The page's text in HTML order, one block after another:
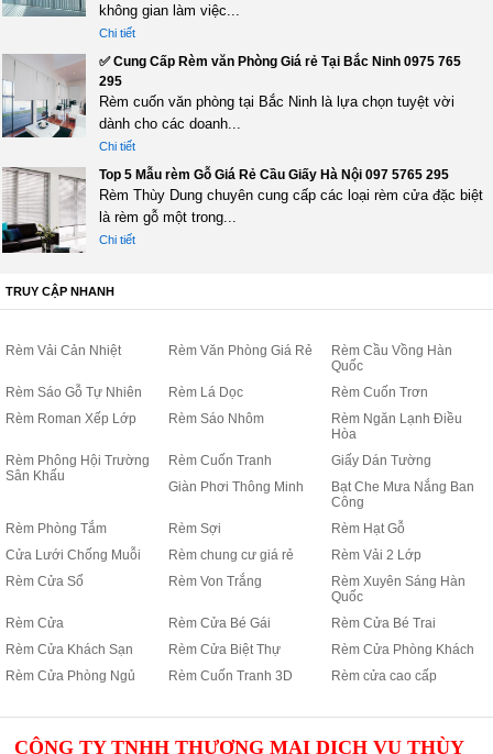
không gian làm việc...
Chi tiết
✅ Cung Cấp Rèm văn Phòng Giá rẻ Tại Bắc Ninh 0975 765
295
Rèm cuốn văn phòng tại Bắc Ninh là lựa chọn tuyệt vời
dành cho các doanh...
Chi tiết
Top 5 Mẫu rèm Gỗ Giá Rẻ Cầu Giấy Hà Nội 097 5765 295
Rèm Thùy Dung chuyên cung cấp các loại rèm cửa đặc biệt
là rèm gỗ một trong...
Chi tiết
TRUY CẬP NHANH
Rèm Vải Cản Nhiệt Rèm Văn Phòng Giá Rẻ
Rèm Cầu Vồng Hàn
Quốc
Rèm Sáo Gỗ Tự Nhiên
Rèm Lá Dọc
Rèm Cuốn Trơn
Rèm Roman Xếp Lớp
Rèm Sáo Nhôm
Rèm Ngăn Lạnh Điều
Hòa
Rèm Phông Hội Trường
Sân Khấu
Rèm Cuốn Tranh
Giấy Dán Tường
Giàn Phơi Thông Minh
Bạt Che Mưa Nắng Ban
Công
Rèm Phòng Tắm
Rèm Sợi
Rèm Hạt Gỗ
Cửa Lưới Chống Muỗi
Rèm chung cư giá rẻ
Rèm Vải 2 Lớp
Rèm Cửa Sổ
Rèm Von Trắng
Rèm Xuyên Sáng Hàn
Quốc
Rèm Cửa
Rèm Cửa Bé Gái
Rèm Cửa Bé Trai
Rèm Cửa Khách Sạn
Rèm Cửa Biệt Thự
Rèm Cửa Phòng Khách
Rèm Cửa Phòng Ngủ
Rèm Cuốn Tranh 3D Rèm cửa cao cấp
CÔNG TY TNHH THƯƠNG MẠI DỊCH VỤ THÙY